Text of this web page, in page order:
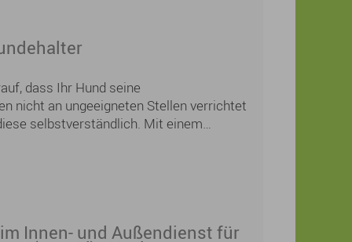
dass Ihr Hund seine
nicht an ungeeigneten Stellen verrichtet
selbstverständlich. Mit einem
Verhalten leisten Sie einen wichtigen
und angenehmen Ortsbild – zum
Innen- und Außendienst für